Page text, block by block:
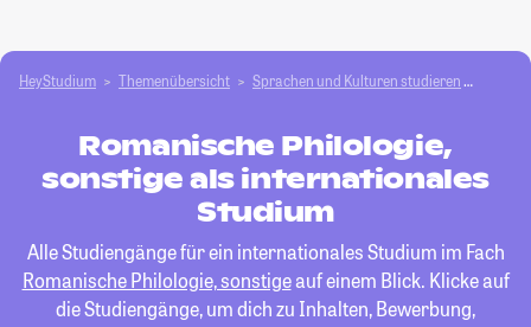
HeyStudium Themenübersicht Sprachen und Kulturen studieren
Romanische Philologie,
sonstige als internationales
Studium
Alle Studiengänge für ein internationales Studium im Fach
Romanische Philologie, sonstigeauf einem Blick. Klicke auf
die Studiengänge, um dich zu Inhalten, Bewerbung,